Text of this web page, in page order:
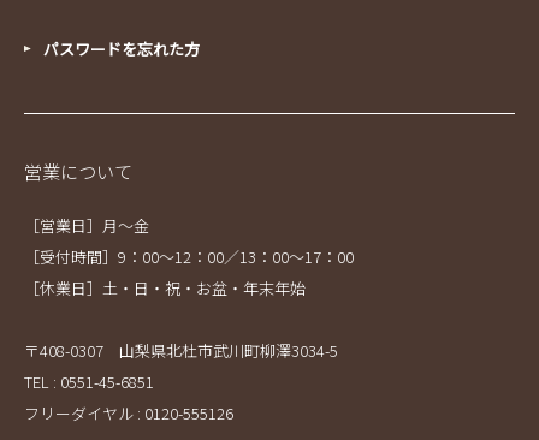
パスワードを忘れた方
営業について
［営業日］月～金
［受付時間］9：00～12：00／13：00～17：00
［休業日］土・日・祝・お盆・年末年始
〒408-0307 山梨県北杜市武川町柳澤3034-5
TEL : 0551-45-6851
フリーダイヤル : 0120-555126